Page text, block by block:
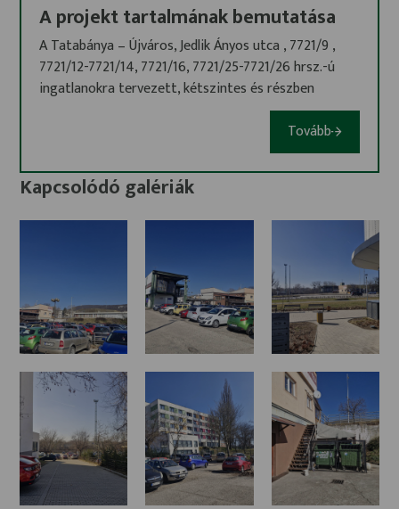
A projekt tartalmának bemutatása
A Tatabánya – Újváros, Jedlik Ányos utca , 7721/9 ,
7721/12-7721/14, 7721/16, 7721/25-7721/26 hrsz.-ú
ingatlanokra tervezett, kétszintes és részben
könnyű szerkezetes épület, felszíni parkolókkal, azzal
a céllal jönne létre, hogy egy modern, a 21. századi
igényeknek megfelelő, akadálymentesített piacteret
hozzon létre, amely mind a helyi lakosság, mind a
környékbeli termelők és kereskedők számára előnyös.
A tervezett fejlesztés közvetlenül érinti az Újváros
valamint a Dózsakerthez is. A terület elhelyezkedése
kiválóan alkalmas egy forgalmas, könnyen
megközelíthető kereskedelmi központ kialakítására,
figyelembe véve a meglévő közlekedési
infrastruktúrát és a városi központban betöltött
szerepét. A tervezett fejlesztés célja egy korszerű,
multifunkcionális piac és vásárcsarnok létrehozása,
amely nem csupán a helyi termelők és vásárlók
igényeit elégíti ki, hanem a lakosság számára is
vonzó, kulturált vásárlási környezetet teremt. A
tervezett piac megközelíthetősége és a közlekedési
infrastruktúra fejlesztése kiemelt fontosságú a
Tovább
Kapcsolódó galériák